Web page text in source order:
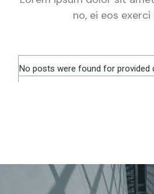
no, ei eos
No posts were found for provided